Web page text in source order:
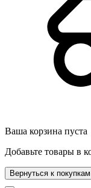
Ваша корзина пуста
Добавьте товары в
Вернуться к покупкам